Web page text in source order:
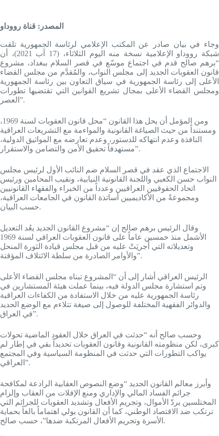
المصدر: قناة رووداو
وجاء في بيان صادر عن المكتب الإعلامي لرئاسة الجمهورية تلقت
شبكة رووداو الإعلامية نسخة منه اليوم الثلاثاء، (17 آب 2021)، أن
“برهم صالح قدم في اجتماع موسّع في قصر السلام ببغداد، مشروع
قانون العقوبات الجديد إلى مجلس النواب، والمُقدَّم من مجلس القضاء
الأعلى إلى رئاسة الجمهورية في سياق التعاون بين رئاسة الجمهورية
ومجلس القضاء الأعلى بمجال تشريع القوانين التي تقتضيها تطورات
العصر”.
ومن المؤمل أن يحل هذا القانون “محل قانون العقوبات لسنة 1969،
ومستنداً من حيث الصياغة القانونية والمواءمة مع التشريعات العراقية
النافذة وعدم انتهاكه للدستور، وعدم تعارضه مع المواثيق الدولية،
مستهدفاً تحقيق الأمن والتضامن والاستقرار”.
الاجتماع الذي عقد في قصر السلام ضم النائب الأول لرئيس مجلس
النواب حسن الكعبي واللجنة القانونية النيابية، ونقيب المحامين ورئيس
اتحاد الحقوقيين العراقيين وعدداً من الخبراء والفقهاء القانونيين
ومجموعةً من الأكاديميين أساتذة القانون في الجامعات العراقية،
حسب البيان.
وقال الرئيس برهم صالح إن “مشروع القانون الجديد يعُد التعديل
الأشمل منذ خمسين عاماً على قانون العقوبات العراقي لسنة 1969
وتعديلاته التي أُجريَتْ عليه من قبل مجلس قيادة الثورة المنحل
والأوامر الصادرة من سلطة الائتلاف المؤقتة”.
الرئيس العراقي أشار إلى أن “المشروع تبناه مجلس القضاء الأعلى
وتم استشارة مجلس الدولة فيه، بينما عملت هيئة المستشارين في
رئاسة الجمهورية عليه من خلال الاستفادة من الكفاءات العراقية
والدوائر الفقهية المختلفة للوصول إلى صيغة تتلاءم مع الوضع الجديد
في العراق”.
وحسب صالح أنه “حدثت في العراق خلال العقود الماضية تحولات
كبرى، لكن منظومته القانونية وقانون العقوبات تحديداً بقي في إطار لم
يواكب التطورات التي حدثت في المنظومة السياسية وفي المجتمع
العراقي”.
وأبرز معالم القانون الجديد “وضع النصوص العقابية الرادعة لمكافحة
جرائم الفساد المالي والإداري ومنع الإفلات من العقاب وإلزام
المختلسين بردّ الأموال، وتجريم الأفعال وتشديد العقوبات للجرائم التي
ترتكب ضد الاقتصاد الوطني، كما أن القانون يولي اهتماماً بالغاً بحماية
الأسرة وتجريم الأفعال المرتكبة ضدها”، حسب صالح.